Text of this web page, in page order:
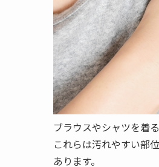
ブラウスやシャツを着
これらは汚れやすい部
あります。